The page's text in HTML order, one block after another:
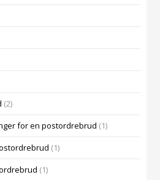
(2)
for en postordrebrud (1)
(1)
(1)